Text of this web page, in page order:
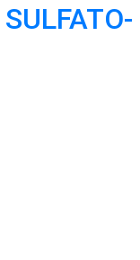
options
peuvent